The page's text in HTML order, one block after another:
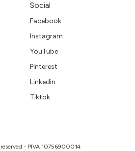
Social
Facebook
Instagram
YouTube
Pinterest
Linkedin
Tiktok
- PIVA 10756900014